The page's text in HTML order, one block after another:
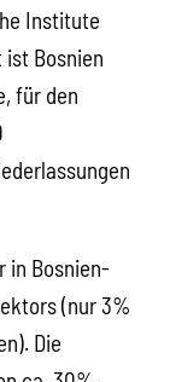
Institute
Bosnien
für den
in Bosnien-
(nur 3%
Die